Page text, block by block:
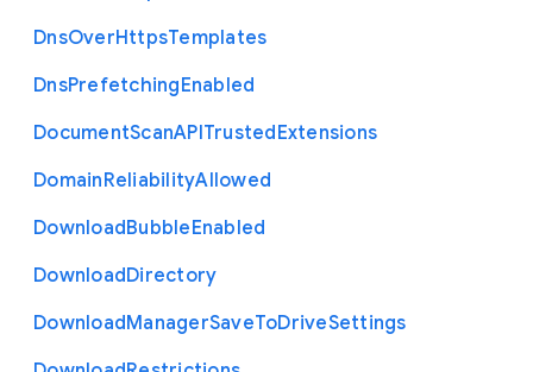
DnsOverHttpsTemplates
DnsPrefetchingEnabled
DocumentScanAPITrustedExtensions
DomainReliabilityAllowed
DownloadBubbleEnabled
DownloadDirectory
DownloadManagerSaveToDriveSettings